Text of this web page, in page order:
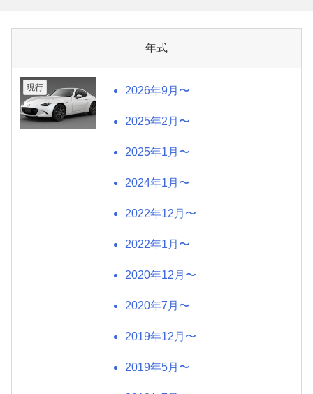
年式
現行 2026年9月〜
2025年2月〜
2025年1月〜
2024年1月〜
2022年12月〜
2022年1月〜
2020年12月〜
2020年7月〜
2019年12月〜
2019年5月〜